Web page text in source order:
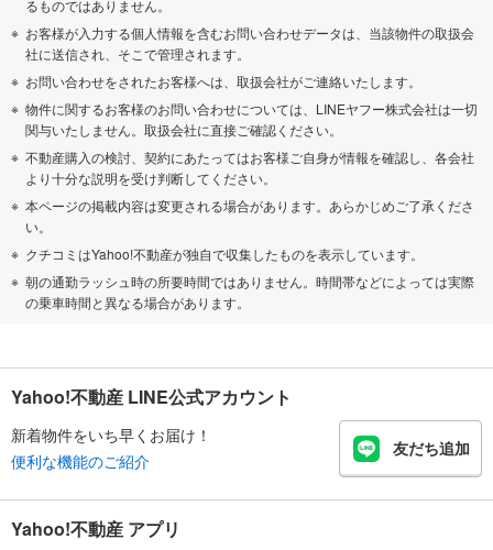
るものではありません。
お客様が入力する個人情報を含むお問い合わせデータは、当該物件の取扱会
社に送信され、そこで管理されます。
お問い合わせをされたお客様へは、取扱会社がご連絡いたします。
物件に関するお客様のお問い合わせについては、LINEヤフー株式会社は一切
関与いたしません。取扱会社に直接ご確認ください。
不動産購入の検討、契約にあたってはお客様ご自身が情報を確認し、各会社
より十分な説明を受け判断してください。
本ページの掲載内容は変更される場合があります。あらかじめご了承くださ
い。
クチコミはYahoo!不動産が独自で収集したものを表示しています。
朝の通勤ラッシュ時の所要時間ではありません。時間帯などによっては実際
の乗車時間と異なる場合があります。
Yahoo!不動産 LINE公式アカウント
新着物件をいち早くお届け！
便利な機能のご紹介
友だち追加
Yahoo!不動産 アプリ